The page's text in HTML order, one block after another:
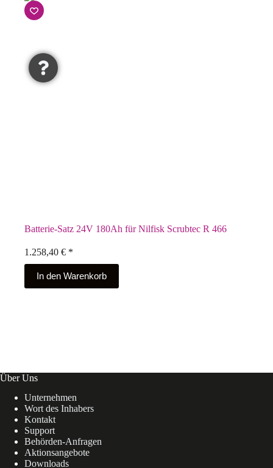
Batterie-Satz 24V 180Ah für Nilfisk Scrubtec R 466
1.258,40 € *
In den Warenkorb
Über Uns
Unternehmen
Wort des Inhabers
Kontakt
Support
Behörden-Anfragen
Aktionsangebote
Downloads